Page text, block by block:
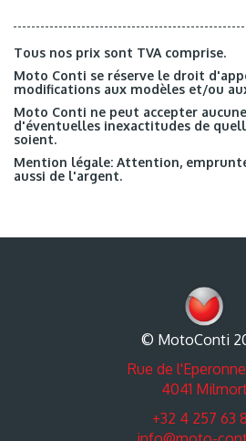
Tous nos prix sont TVA comprise.
Moto Conti se réserve le droit
modifications aux modèles et/ou
Moto Conti ne peut accepter
d'éventuelles inexactitudes de
soient.
Mention légale: Attention,
aussi de l'argent.
© MotoConti
Rue de
4041
+32 4 257 63